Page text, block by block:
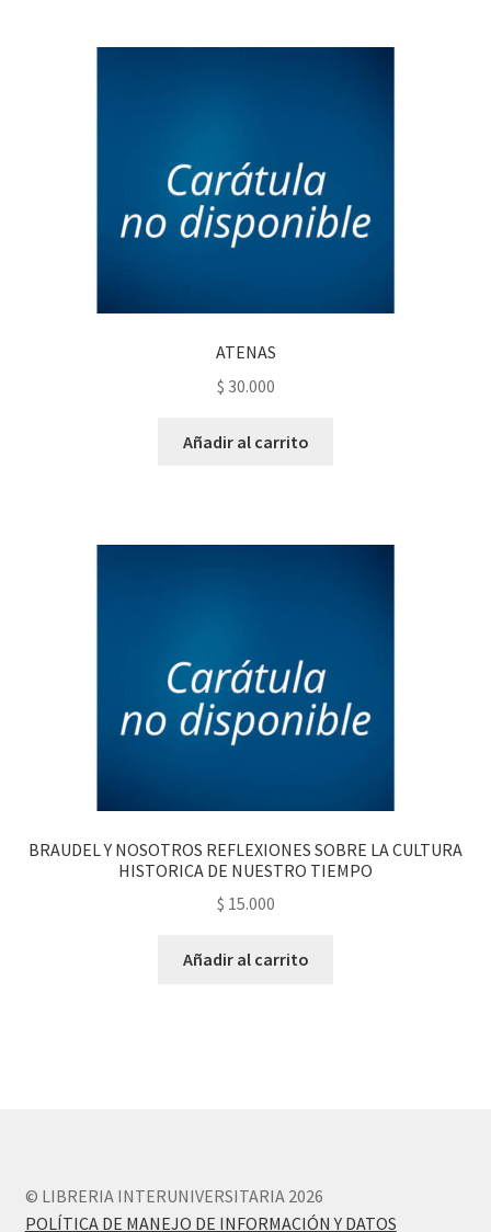
ATENAS
$ 30.000
Añadir al carrito
BRAUDEL Y NOSOTROS REFLEXIONES SOBRE LA CULTURA
HISTORICA DE NUESTRO TIEMPO
$ 15.000
Añadir al carrito
© LIBRERIA INTERUNIVERSITARIA 2026
POLÍTICA DE MANEJO DE INFORMACIÓN Y DATOS